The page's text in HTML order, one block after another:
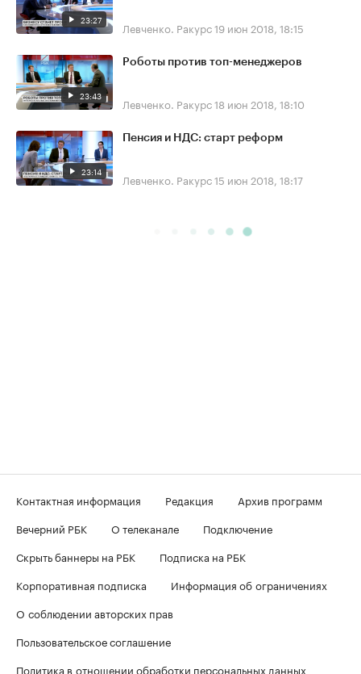
23:27 Левченко. Ракурс19 июн 2018, 18:15
23:43
Роботы против топ-менеджеров
Левченко. Ракурс18 июн 2018, 18:10
23:14
Пенсия и НДС: старт реформ
Левченко. Ракурс15 июн 2018, 18:17
Контактная информация Редакция
Архив программ
Вечерний РБК
О телеканале
Подключение
Скрыть баннеры на РБК
Подписка на РБК
Корпоративная подписка
Информация об ограничениях
О соблюдении авторских прав
Пользовательское соглашение
Политика в отношении обработки персональных данных